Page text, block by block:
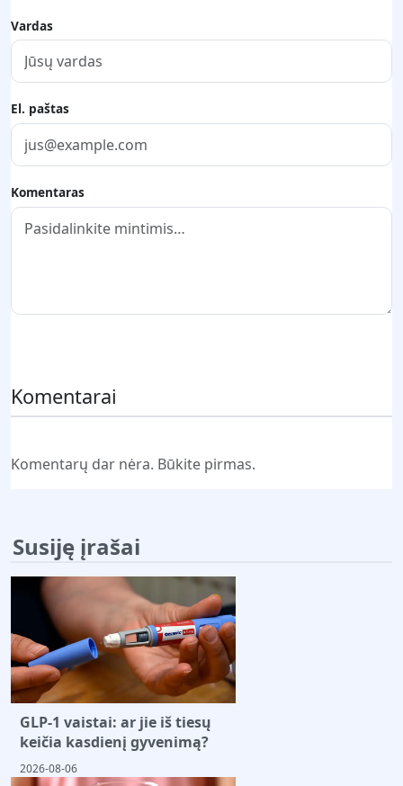
Vardas
El. paštas
Komentaras
Komentarai
Komentarų dar nėra. Būkite pirmas.
Susiję įrašai
GLP-1 vaistai: ar jie iš tiesų
keičia kasdienį gyvenimą?
2026-08-06